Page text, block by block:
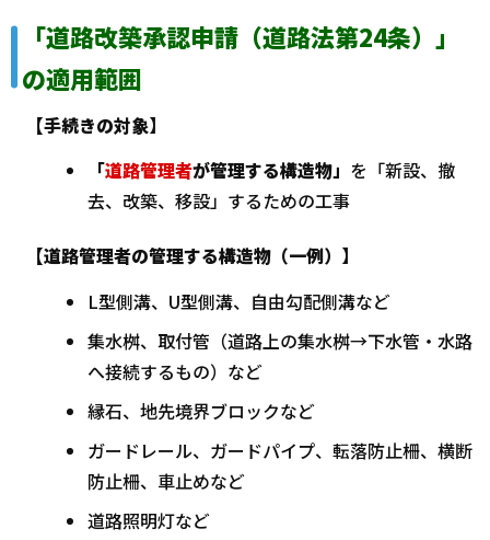
「道路改築承認申請（道路法第24条）」
の適用範囲
【手続きの対象】
「道路管理者が管理する構造物」 を「新設、撤
去、改築、移設」するための工事
【道路管理者の管理する構造物（一例）】
L型側溝、U型側溝、自由勾配側溝など
集水桝、取付管（道路上の集水桝→下水管・水路
へ接続するもの）など
縁石、地先境界ブロックなど
ガードレール、ガードパイプ、転落防止柵、横断
防止柵、車止めなど
道路照明灯など